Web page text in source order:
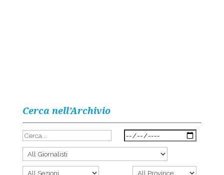
Cerca nell’Archivio